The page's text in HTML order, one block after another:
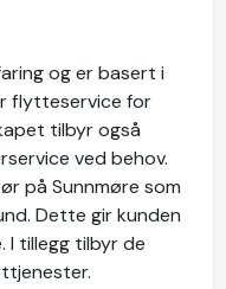
og er basert i
flytteservice for
tilbyr også
ved behov.
på Sunnmøre som
Dette gir kunden
I tillegg tilbyr de